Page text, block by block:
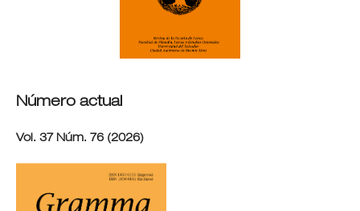
Número actual
Vol. 37 Núm. 76 (2026)